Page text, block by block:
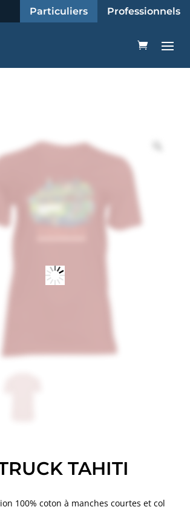
Professionnels
Particuliers
TAHITI
100% coton à manches courtes et col